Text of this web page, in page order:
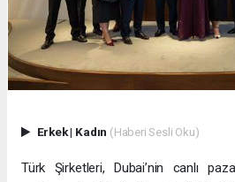
Erkek| Kadın (Haberi Sesli Oku)
Türk Şirketleri, Dubai’nin canlı